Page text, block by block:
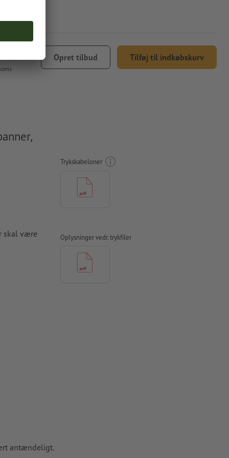
Opret tilbud Tilføj til indkøbskurv
skal være
Trykskabeloner
Oplysninger vedr. trykfiler
antændeligt.